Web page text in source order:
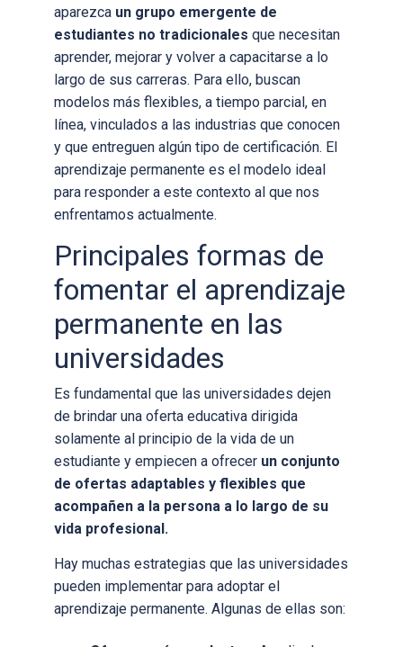
aparezca un grupo emergente de
estudiantes no tradicionales que necesitan
aprender, mejorar y volver a capacitarse a lo
largo de sus carreras. Para ello, buscan
modelos más flexibles, a tiempo parcial, en
línea, vinculados a las industrias que conocen
y que entreguen algún tipo de certificación. El
aprendizaje permanente es el modelo ideal
para responder a este contexto al que nos
enfrentamos actualmente.
Principales formas de
fomentar el aprendizaje
permanente en las
universidades
Es fundamental que las universidades dejen
de brindar una oferta educativa dirigida
solamente al principio de la vida de un
estudiante y empiecen a ofrecer un conjunto
de ofertas adaptables y flexibles que
acompañen a la persona a lo largo de su
vida profesional.
Hay muchas estrategias que las universidades
pueden implementar para adoptar el
aprendizaje permanente. Algunas de ellas son: